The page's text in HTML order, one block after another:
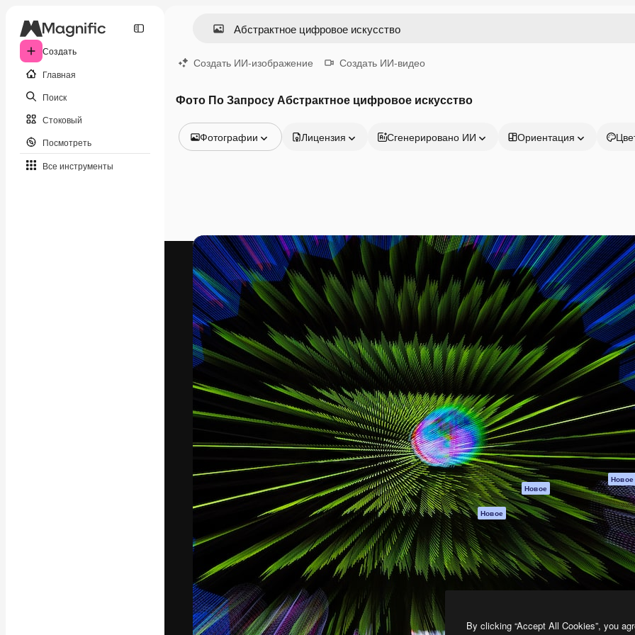
Создать
Главная
Поиск
Стоковый
Посмотреть
Все инструменты
Создать ИИ-изображение Создать ИИ-видео
Фото По Запросу Абстрактное цифровое искусство
Фотографии
Видео
Видеоролик
Моушн-дизайн
Видеошаблоны
Иконки
3D-модели
Шрифты
Лицензия Сгенерировано ИИ Ориентация
Креативная платформа для создания
ваших лучших работ. Более 1 миллиона
подписчиков среди креаторов,
предприятий, агентств и студий.
Pусский
Продукция
Spaces
ИИ-помощник
Генератор
изображений ИИ
Генератор видео
ИИ
Генератор голоса
на основе ИИ
Стоковый контент
MCP для
Claude/ChatGPT
Новое
Агенты Новое
API
Мобильное
приложение
Все инструменты
Начать
Academy
Документация
Пакету ИИ
Служба
поддержки
Условия и
положения
Оригиналы Новое
Политика
cookie
Центр доверия
Партнеры
Предприятие
By clicking “Accept All Cookies”, you